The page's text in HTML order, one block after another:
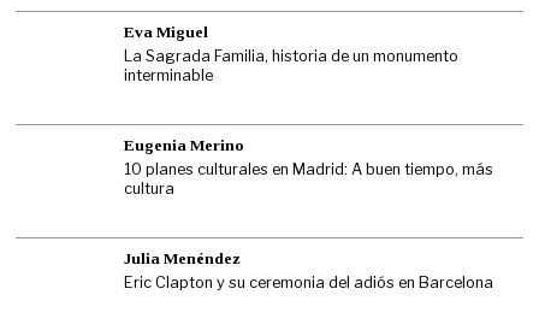
Eva Miguel
La Sagrada Familia, historia de un monumento
interminable
Eugenia Merino
10 planes culturales en Madrid: A buen tiempo, más
cultura
Julia Menéndez
Eric Clapton y su ceremonia del adiós en Barcelona